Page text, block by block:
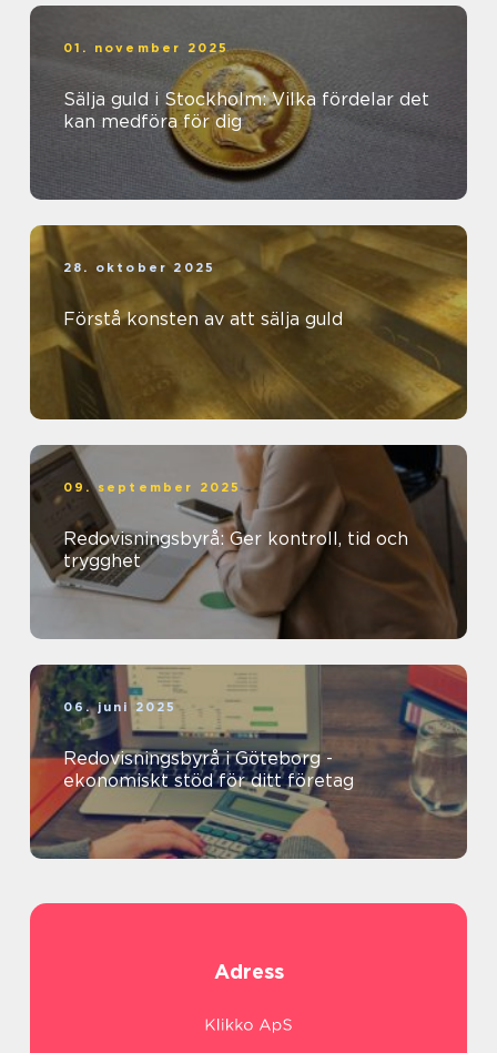
01. november 2025
Sälja guld i Stockholm: Vilka fördelar det
kan medföra för dig
28. oktober 2025
Förstå konsten av att sälja guld
09. september 2025
Redovisningsbyrå: Ger kontroll, tid och
trygghet
06. juni 2025
Redovisningsbyrå i Göteborg -
ekonomiskt stöd för ditt företag
Adress